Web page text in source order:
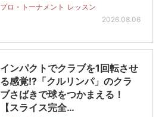
プロ・トーナメント レッスン
2026.08.06
インパクトでクラブを1回転させ
る感覚!?「クルリンパ」のクラ
ブさばきで球をつかまえる！
【スライス完全…